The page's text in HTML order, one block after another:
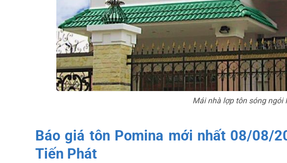
Mái nhà lợp tôn sóng ngói
Báo giá tôn Pomina mới nhất 08/08/
Tiến Phát